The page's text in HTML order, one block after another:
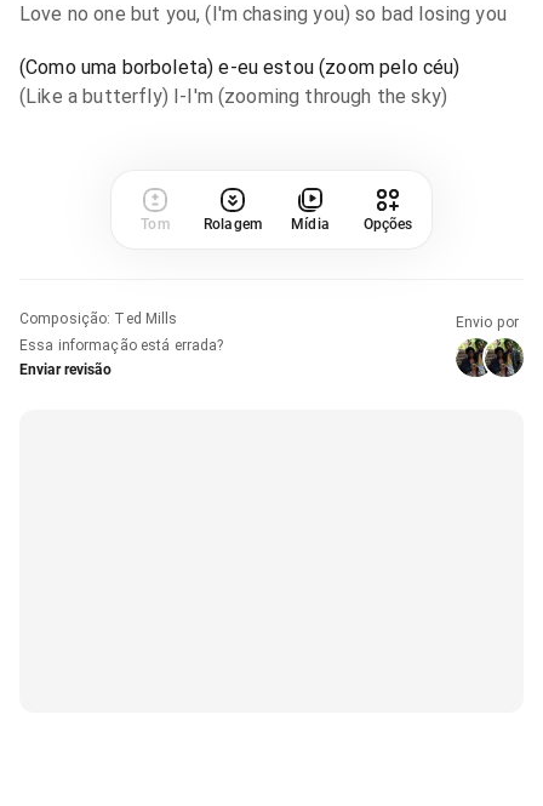
Love no one but you, (I'm chasing you) so bad losing you
(Como uma borboleta) e-eu estou (zoom pelo céu)
(Like a butterfly) I-I'm (zooming through the sky)
Tom Rolagem Mídia Opções
Composição: Ted Mills
Essa informação está errada?
Enviar revisão
Envio por